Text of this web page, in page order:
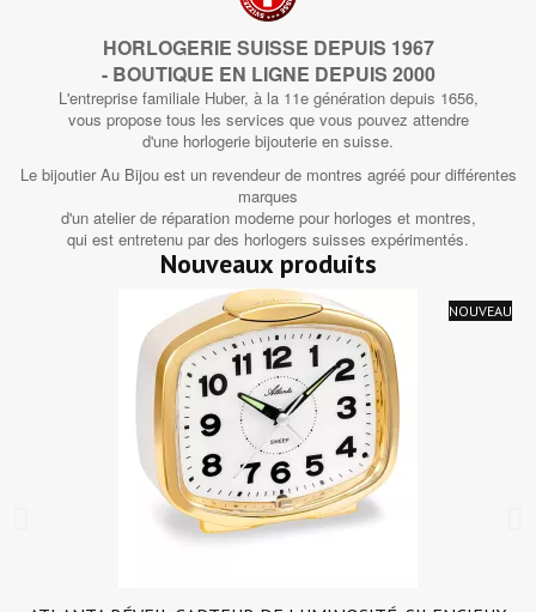
HORLOGERIE SUISSE DEPUIS 1967
- BOUTIQUE EN LIGNE DEPUIS 2000
L'entreprise familiale Huber, à la 11e génération depuis 1656,
vous propose tous les services que vous pouvez attendre
d'une horlogerie bijouterie en suisse.
Le bijoutier Au Bijou est un revendeur de montres agréé pour différentes
marques
d'un atelier de réparation moderne pour horloges et montres,
qui est entretenu par des horlogers suisses expérimentés.
Nouveaux produits
NOUVEAU